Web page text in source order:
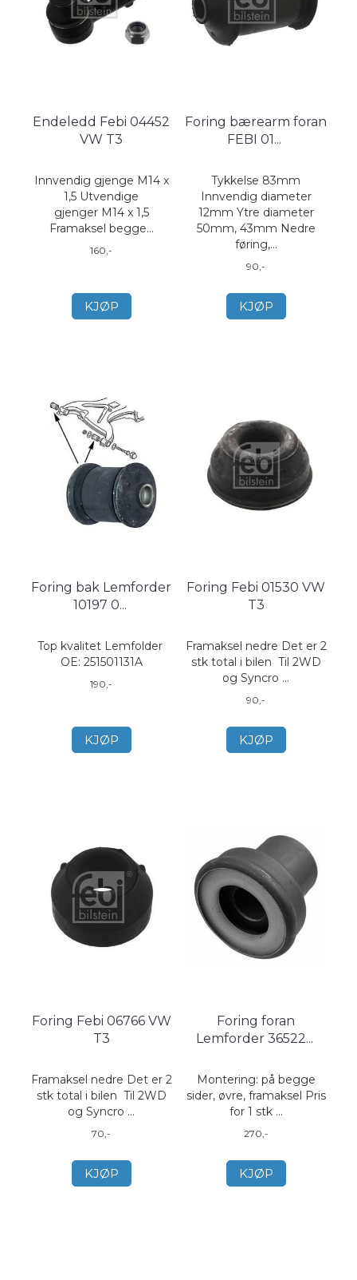
Endeledd Febi 04452
VW T3
Innvendig gjenge M14 x
1,5 Utvendige
gjenger M14 x 1,5
Framaksel begge...
160,-
KJØP
Foring bærearm foran
FEBI 01...
Tykkelse 83mm
Innvendig diameter
12mm Ytre diameter
50mm, 43mm Nedre
føring,...
90,-
KJØP
Foring bak Lemforder
10197 0...
Top kvalitet Lemfolder
OE: 251501131A
190,-
KJØP
Foring Febi 01530 VW
T3
Framaksel nedre Det er 2
stk total i bilen Til 2WD
og Syncro ...
90,-
KJØP
Foring Febi 06766 VW
T3
Framaksel nedre Det er 2
stk total i bilen Til 2WD
og Syncro ...
70,-
KJØP
Foring foran
Lemforder 36522...
Montering: på begge
sider, øvre, framaksel Pris
for 1 stk ...
270,-
KJØP